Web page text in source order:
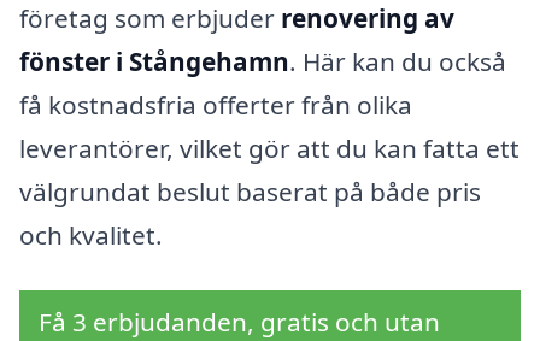
företag som erbjuder renovering av
fönster i Stångehamn. Här kan du också
få kostnadsfria offerter från olika
leverantörer, vilket gör att du kan fatta ett
välgrundat beslut baserat på både pris
och kvalitet.
Få 3 erbjudanden, gratis och utan